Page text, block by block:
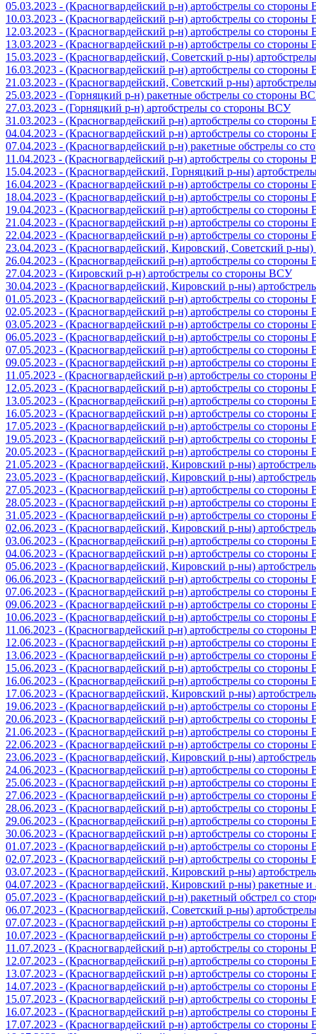
05.03.2023 - (Красногвардейский р-н) артобстрелы со
10.03.2023 - (Красногвардейский р-н) артобстрелы со
12.03.2023 - (Красногвардейский р-н) артобстрелы со
13.03.2023 - (Красногвардейский р-н) артобстрелы со
15.03.2023 - (Красногвардейский, Советский р-ны)
16.03.2023 - (Красногвардейский р-н) артобстрелы со
21.03.2023 - (Красногвардейский, Советский р-ны)
25.03.2023 - (Горняцкий р-н) ракетные обстрелы со стороны
27.03.2023 - (Горняцкий р-н) артобстрелы со стороны ВСУ
31.03.2023 - (Красногвардейский р-н) артобстрелы со
04.04.2023 - (Красногвардейский р-н) артобстрелы со
07.04.2023 - (Красногвардейский р-н) ракетные обстрелы со
11.04.2023 - (Красногвардейский р-н) артобстрелы со стороны
15.04.2023 - (Красногвардейский, Горняцкий р-ны)
16.04.2023 - (Красногвардейский р-н) артобстрелы со
18.04.2023 - (Красногвардейский р-н) артобстрелы со
19.04.2023 - (Красногвардейский р-н) артобстрелы со
21.04.2023 - (Красногвардейский р-н) артобстрелы со
22.04.2023 - (Красногвардейский р-н) артобстрелы со
23.04.2023 - (Красногвардейский, Кировский, Советский р-
26.04.2023 - (Красногвардейский р-н) артобстрелы со
27.04.2023 - (Кировский р-н) артобстрелы со стороны ВСУ
30.04.2023 - (Красногвардейский, Кировский р-ны)
01.05.2023 - (Красногвардейский р-н) артобстрелы со
02.05.2023 - (Красногвардейский р-н) артобстрелы со
03.05.2023 - (Красногвардейский р-н) артобстрелы со
06.05.2023 - (Красногвардейский р-н) артобстрелы со
07.05.2023 - (Красногвардейский р-н) артобстрелы со
09.05.2023 - (Красногвардейский р-н) артобстрелы со
11.05.2023 - (Красногвардейский р-н) артобстрелы со стороны
12.05.2023 - (Красногвардейский р-н) артобстрелы со
13.05.2023 - (Красногвардейский р-н) артобстрелы со
16.05.2023 - (Красногвардейский р-н) артобстрелы со
17.05.2023 - (Красногвардейский р-н) артобстрелы со
19.05.2023 - (Красногвардейский р-н) артобстрелы со
20.05.2023 - (Красногвардейский р-н) артобстрелы со
21.05.2023 - (Красногвардейский, Кировский р-ны)
23.05.2023 - (Красногвардейский, Кировский р-ны)
27.05.2023 - (Красногвардейский р-н) артобстрелы со
28.05.2023 - (Красногвардейский р-н) артобстрелы со
31.05.2023 - (Красногвардейский р-н) артобстрелы со
02.06.2023 - (Красногвардейский, Кировский р-ны)
03.06.2023 - (Красногвардейский р-н) артобстрелы со
04.06.2023 - (Красногвардейский р-н) артобстрелы со
05.06.2023 - (Красногвардейский, Кировский р-ны)
06.06.2023 - (Красногвардейский р-н) артобстрелы со
07.06.2023 - (Красногвардейский р-н) артобстрелы со
09.06.2023 - (Красногвардейский р-н) артобстрелы со
10.06.2023 - (Красногвардейский р-н) артобстрелы со
11.06.2023 - (Красногвардейский р-н) артобстрелы со стороны
12.06.2023 - (Красногвардейский р-н) артобстрелы со
13.06.2023 - (Красногвардейский р-н) артобстрелы со
15.06.2023 - (Красногвардейский р-н) артобстрелы со
16.06.2023 - (Красногвардейский р-н) артобстрелы со
17.06.2023 - (Красногвардейский, Кировский р-ны)
19.06.2023 - (Красногвардейский р-н) артобстрелы со
20.06.2023 - (Красногвардейский р-н) артобстрелы со
21.06.2023 - (Красногвардейский р-н) артобстрелы со
22.06.2023 - (Красногвардейский р-н) артобстрелы со
23.06.2023 - (Красногвардейский, Кировский р-ны)
24.06.2023 - (Красногвардейский р-н) артобстрелы со
25.06.2023 - (Красногвардейский р-н) артобстрелы со
27.06.2023 - (Красногвардейский р-н) артобстрелы со
28.06.2023 - (Красногвардейский р-н) артобстрелы со
29.06.2023 - (Красногвардейский р-н) артобстрелы со
30.06.2023 - (Красногвардейский р-н) артобстрелы со
01.07.2023 - (Красногвардейский р-н) артобстрелы со
02.07.2023 - (Красногвардейский р-н) артобстрелы со
03.07.2023 - (Красногвардейский, Кировский р-ны)
04.07.2023 - (Красногвардейский, Кировский р-ны) ракетные
05.07.2023 - (Красногвардейский р-н) ракетный обстрел со
06.07.2023 - (Красногвардейский, Советский р-ны)
07.07.2023 - (Красногвардейский р-н) артобстрелы со
10.07.2023 - (Красногвардейский р-н) артобстрелы со
11.07.2023 - (Красногвардейский р-н) артобстрелы со стороны
12.07.2023 - (Красногвардейский р-н) артобстрелы со
13.07.2023 - (Красногвардейский р-н) артобстрелы со
14.07.2023 - (Красногвардейский р-н) артобстрелы со
15.07.2023 - (Красногвардейский р-н) артобстрелы со
16.07.2023 - (Красногвардейский р-н) артобстрелы со
17.07.2023 - (Красногвардейский р-н) артобстрелы со